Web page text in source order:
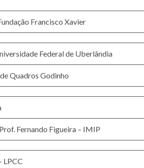
Francisco Xavier
Federal de Uberlândia
Quadros Godinho
Fernando Figueira – IMIP
LPCC